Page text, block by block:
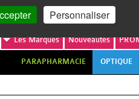
MON COMPTE
LesMarques Nouveautés
PARAPHARMACIE OPTIQUE
Personnaliser